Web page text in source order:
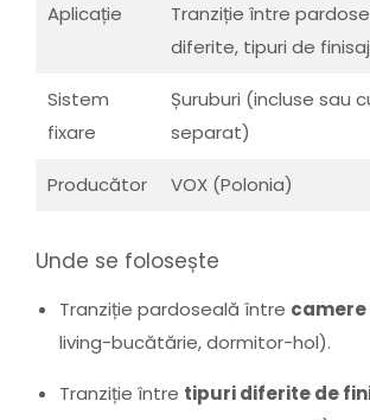
Aplicație
Tranziție între
diferite, tipuri de
Sistem
fixare
Șuruburi (incluse sau
separat)
Producător VOX (Polonia)
Unde se folosește
Tranziție pardoseală între
living-bucătărie, dormitor-hol).
Tranziție între tipuri diferite de